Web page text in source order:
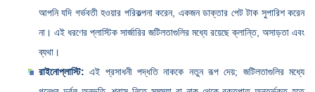
আপনি যদি গর্ভবতী হওয়ার পরিকল্পনা করেন, একজন ডাক্তার পেট টাক সুপারিশ করেন
না। এই ধরণের প্লাস্টিক সার্জারির জটিলতাগুলির মধ্যে রয়েছে ক্লান্তি, অসাড়তা এবং
ব্যথা।
রাইনোপ্লাস্টি: এই প্রসাধনী পদ্ধতি নাককে নতুন রূপ দেয়; জটিলতাগুলির মধ্যে